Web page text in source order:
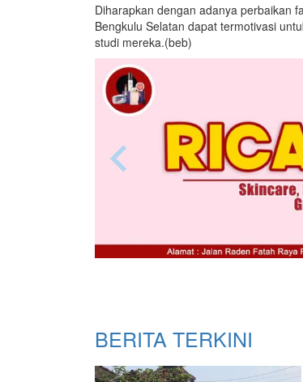
Diharapkan dengan adanya perbaikan
Bengkulu Selatan dapat termotivasi
studi mereka.(beb)
BERITA TERKINI